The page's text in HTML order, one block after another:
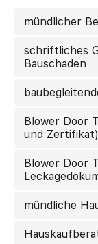
mündlicher
schriftliches
Bauschaden
Blower Door
und Zertifikat)
Blower Door
mündliche